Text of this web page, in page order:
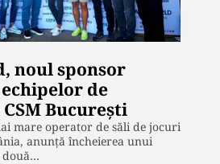
noul sponsor
de
București
mare operator de săli de jocuri
anunță încheierea unui
două…